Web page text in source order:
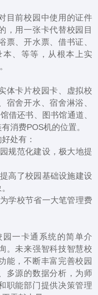
目前校园中使用的证件
，用一张卡代替校园目
票、开水票、借书证、
、等等，从根本上实
体卡片校园卡、虚拟校
宿舍开水、宿舍淋浴、
借还书、图书馆通道、
消费POS机的位置。
处有：
规范化建设，极大地提
高了校园基础设施建设
学校节省一大笔管理费
一卡通系统的简单介
。未来强智科技智慧校
能，不断丰富完善校园
多源的数据分析，为师
职能部门提供决策管理